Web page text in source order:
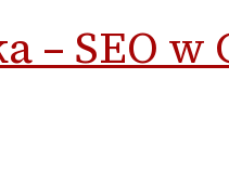
– SEO w